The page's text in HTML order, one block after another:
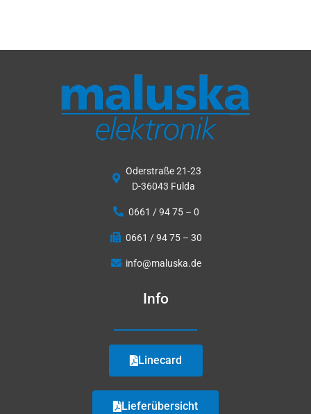
Oderstraße 21-23
D-36043 Fulda
0661 / 94 75 – 0
0661 / 94 75 – 30
info@maluska.de
Info
Linecard
Lieferübersicht